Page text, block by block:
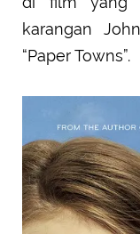
karangan
“Paper Towns”.